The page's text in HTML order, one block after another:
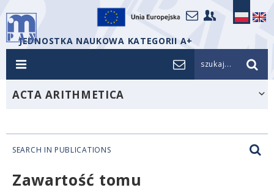
JEDNOSTKA NAUKOWA KATEGORII A+
szukaj...
ACTA ARITHMETICA
SEARCH IN PUBLICATIONS
Zawartość tomu